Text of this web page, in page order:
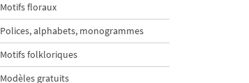
Bougie de Noël avec
pommes de pin - 4 tailles
Bougies de Noël
Motifs floraux
Polices, alphabets, monogrammes
Motifs folkloriques
Modèles gratuits